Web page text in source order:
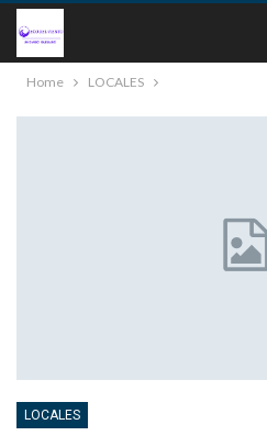
Home LOCALES
LOCALES